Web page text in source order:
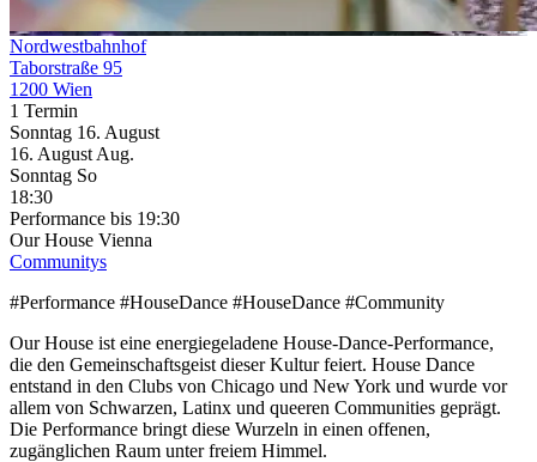
Nordwestbahnhof
Taborstraße 95
1200 Wien
1 Termin
Sonntag 16. August
16. August Aug.
Sonntag So
18:30
Performance bis 19:30
Our House Vienna
Communitys
#Performance #HouseDance #HouseDance #Community
Our House ist eine energiegeladene House-Dance-Performance,
die den Gemeinschaftsgeist dieser Kultur feiert. House Dance
entstand in den Clubs von Chicago und New York und wurde vor
allem von Schwarzen, Latinx und queeren Communities geprägt.
Die Performance bringt diese Wurzeln in einen offenen,
zugänglichen Raum unter freiem Himmel.